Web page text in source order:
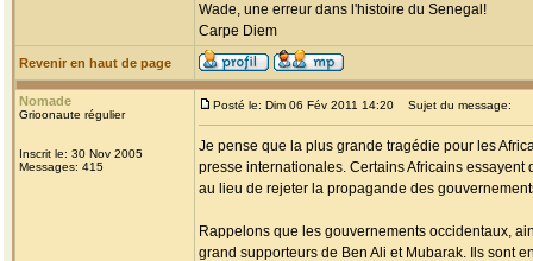
Wade, une erreur dans l'histoire du Senegal!
Carpe Diem
Revenir en haut de page
Nomade
Grioonaute régulier
Inscrit le: 30 Nov 2005
Messages: 415
Posté le: Dim 06 Fév 2011 14:20 Sujet du message:
Je pense que la plus grande tragédie pour les
presse internationales. Certains Africains
au lieu de rejeter la propagande des
Rappelons que les gouvernements occidentaux,
grand supporteurs de Ben Ali et Mubarak. Ils sont